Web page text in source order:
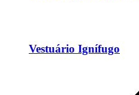
Vestuário Ignífugo